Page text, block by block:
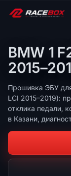
BMW 1
Прошивка ЭБУ
LCI 2015–2019):
отклика педали,
в Казани,